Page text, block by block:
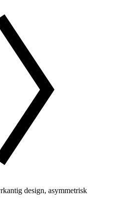
design, asymmetrisk